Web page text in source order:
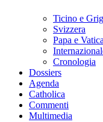
Ticino e
Svizzera
Papa e
Cronologia
Dossiers
Agenda
Catholica
Commenti
Multimedia